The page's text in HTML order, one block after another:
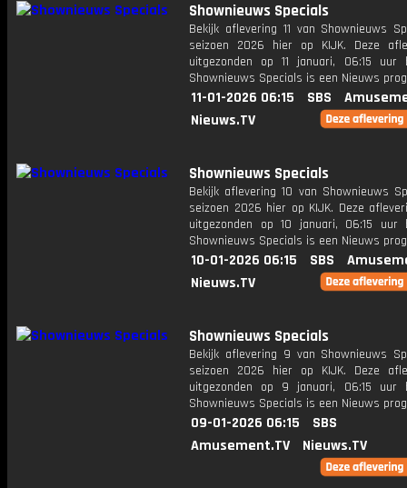
Shownieuws Specials
Bekijk aflevering 11 van Shownieuws
seizoen 2026 hier op KIJK. Deze
uitgezonden op 11 januari, 06:15 uur
Shownieuws Specials is een Nieuws
11-01-2026 06:15 SBS
Nieuws.TV
Shownieuws Specials
Bekijk aflevering 10 van Shownieuws
seizoen 2026 hier op KIJK. Deze
uitgezonden op 10 januari, 06:15 uur
Shownieuws Specials is een Nieuws
10-01-2026 06:15 SBS
Nieuws.TV
Shownieuws Specials
Bekijk aflevering 9 van Shownieuws
seizoen 2026 hier op KIJK. Deze
uitgezonden op 9 januari, 06:15 uur
Shownieuws Specials is een Nieuws
09-01-2026 06:15
SBS
Amusement.TV
Nieuws.TV